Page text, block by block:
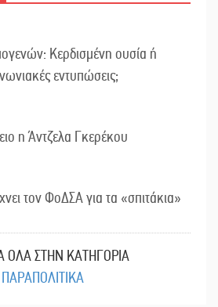
Κερδισμένη ουσία ή
εντυπώσεις;
η Άντζελα Γκερέκου
τον ΦοΔΣΑ για τα «σπιτάκια»
ΟΛΑ ΣΤΗΝ ΚΑΤΗΓΟΡΙΑ
ΠΑΡΑΠΟΛΙΤΙΚΑ